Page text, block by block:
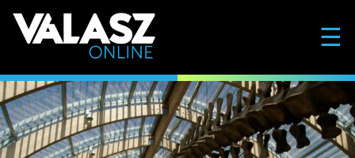
☰